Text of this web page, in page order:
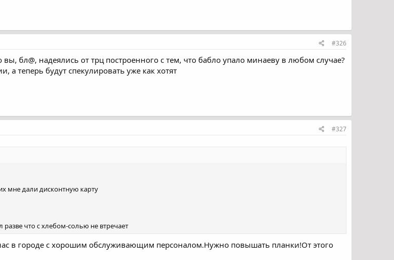
#326
бл@, надеялись от трц построенного с тем, что бабло упало минаеву в любом случае?
а теперь будут спекулировать уже как хотят
#327
мне дали дисконтную карту
что с хлебом-солью не втречает
в городе с хорошим обслуживающим персоналом.Нужно повышать планки!От этого